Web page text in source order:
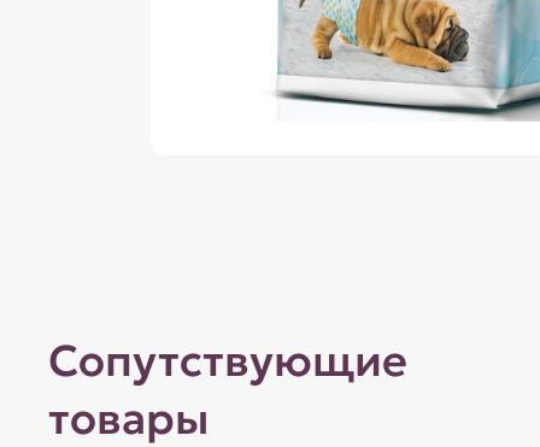
Сопутствующие
товары